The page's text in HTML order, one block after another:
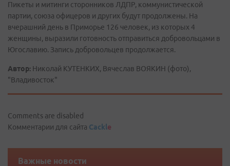
Пикеты и митинги сторонников ЛДПР, коммунистической
партии, союза офицеров и других будут продолжены. На
вчерашний день в Приморье 126 человек, из которых 4
женщины, выразили готовность отправиться добровольцами в
Югославию. Запись добровольцев продолжается.
Автор: Николай КУТЕНКИХ, Вячеслав ВОЯКИН (фото),
"Владивосток"
Comments are disabled
Комментарии для сайта Cackle
Важные новости